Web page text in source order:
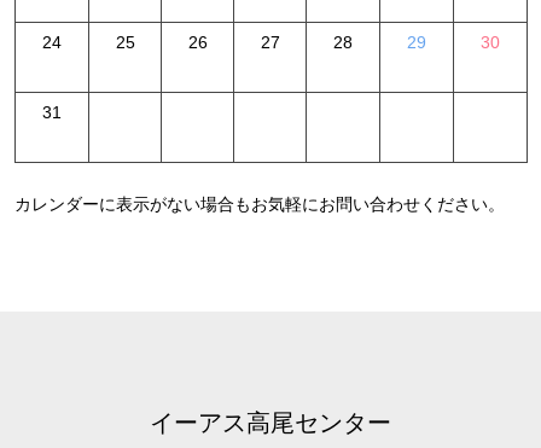
24 25 26 27 28 29 30
31
カレンダーに表示がない場合もお気軽にお問い合わせください。
イーアス高尾センター